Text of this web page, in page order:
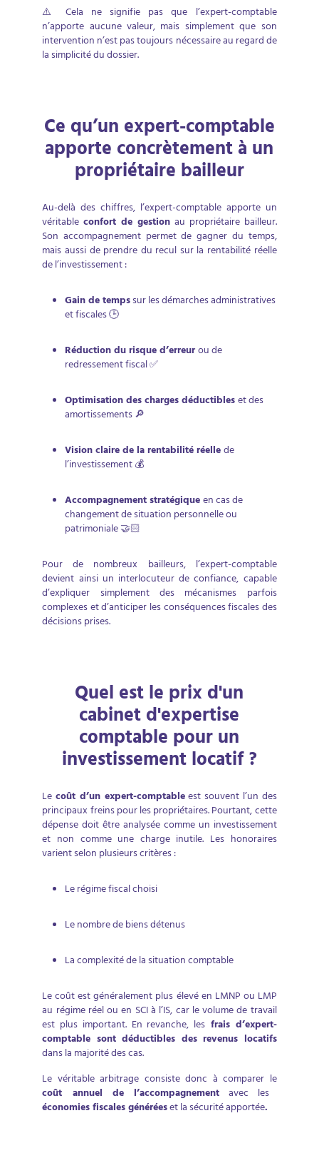
⚠️ Cela ne signifie pas que l’expert-comptable
n’apporte aucune valeur, mais simplement que son
intervention n’est pas toujours nécessaire au regard de
la simplicité du dossier.
Ce qu’un expert-comptable
apporte concrètement à un
propriétaire bailleur
Au-delà des chiffres, l’expert-comptable apporte un
véritableconfort de gestion au propriétaire bailleur.
Son accompagnement permet de gagner du temps,
mais aussi de prendre du recul sur la rentabilité réelle
de l’investissement :
Gain de tempssur les démarches administratives
et fiscales 🕒
Réduction du risque d’erreurou de
redressement fiscal ✅
Optimisation des charges déductibleset des
amortissements 🔎
Vision claire de la rentabilité réellede
l’investissement 💰
Accompagnement stratégiqueen cas de
changement de situation personnelle ou
patrimoniale 🤝🏻
Pour de nombreux bailleurs, l’expert-comptable
devient ainsi un interlocuteur de confiance, capable
d’expliquer simplement des mécanismes parfois
complexes et d’anticiper les conséquences fiscales des
décisions prises.
Quel est le prix d'un
cabinet d'expertise
comptable pour un
investissement locatif ?
Lecoût d’un expert-comptableest souvent l’un des
principaux freins pour les propriétaires. Pourtant, cette
dépense doit être analysée comme un investissement
et non comme une charge inutile. Les honoraires
varient selon plusieurs critères :
Le régime fiscal choisi
Le nombre de biens détenus
La complexité de la situation comptable
Le coût est généralement plus élevé en LMNP ou LMP
au régime réel ou en SCI à l’IS, car le volume de travail
est plus important. En revanche, les frais d’expert-
comptable sont déductibles des revenus locatifs
dans la majorité des cas.
Le véritable arbitrage consiste donc à comparer le
coût annuel de l’accompagnement avec les
économies fiscales généréeset la sécurité apportée.